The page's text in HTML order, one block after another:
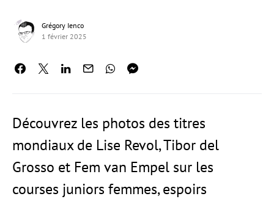
Grégory Ienco
1 février 2025
Découvrez les photos des titres
mondiaux de Lise Revol, Tibor del
Grosso et Fem van Empel sur les
courses juniors femmes, espoirs